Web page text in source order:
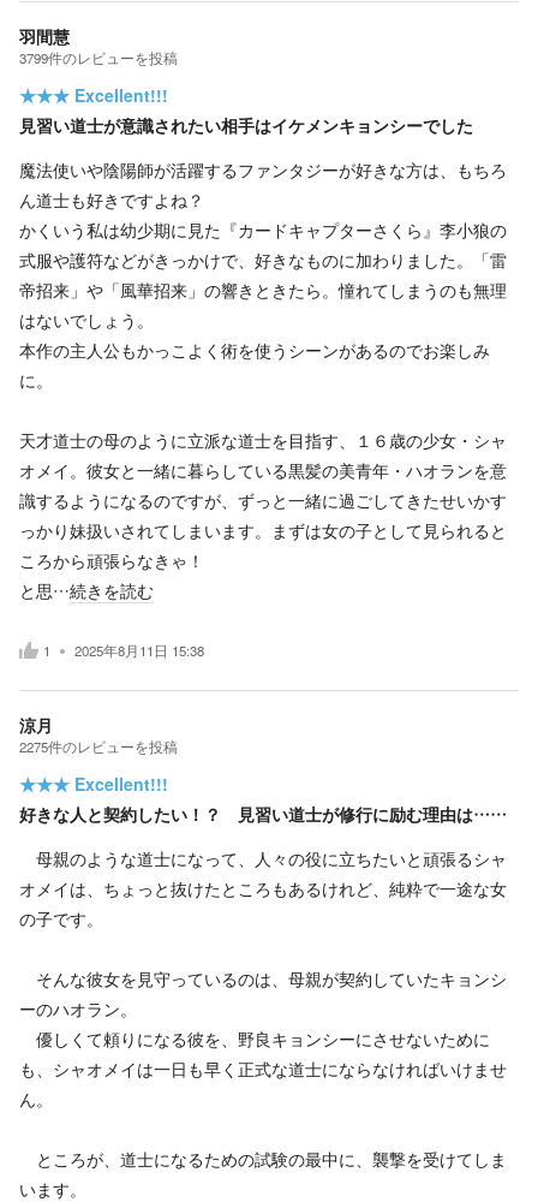
羽間慧
3799件のレビューを投稿
★★★ Excellent!!!
見習い道士が意識されたい相手はイケメンキョンシーでした
魔法使いや陰陽師が活躍するファンタジーが好きな方は、もちろ
ん道士も好きですよね？
かくいう私は幼少期に見た『カードキャプターさくら』李小狼の
式服や護符などがきっかけで、好きなものに加わりました。「雷
帝招来」や「風華招来」の響きときたら。憧れてしまうのも無理
はないでしょう。
本作の主人公もかっこよく術を使うシーンがあるのでお楽しみ
に。
天才道士の母のように立派な道士を目指す、１６歳の少女・シャ
オメイ。彼女と一緒に暮らしている黒髪の美青年・ハオランを意
識するようになるのですが、ずっと一緒に過ごしてきたせいかす
っかり妹扱いされてしまいます。まずは女の子として見られると
ころから頑張らなきゃ！
と思…続きを読む
1 2025年8月11日 15:38
涼月
2275件のレビューを投稿
★★★ Excellent!!!
好きな人と契約したい！？ 見習い道士が修行に励む理由は……
母親のような道士になって、人々の役に立ちたいと頑張るシャ
オメイは、ちょっと抜けたところもあるけれど、純粋で一途な女
の子です。
そんな彼女を見守っているのは、母親が契約していたキョンシ
ーのハオラン。
優しくて頼りになる彼を、野良キョンシーにさせないために
も、シャオメイは一日も早く正式な道士にならなければいけませ
ん。
ところが、道士になるための試験の最中に、襲撃を受けてしま
います。